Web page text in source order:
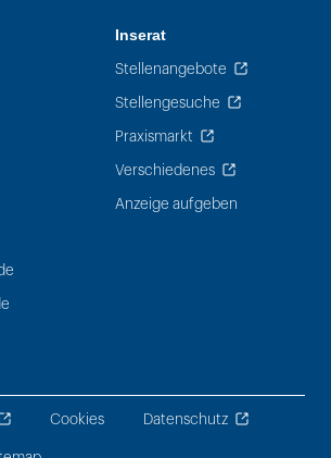
Inserat
Stellenangebote
Stellengesuche
Praxismarkt
Verschiedenes
Anzeige aufgeben
Cookies Datenschutz